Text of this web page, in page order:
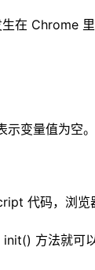
在 Chrome
变量值为空
代码，浏
方法就可